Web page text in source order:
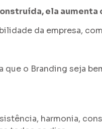
ela aumenta
da empresa,
que o Branding seja
harmonia,